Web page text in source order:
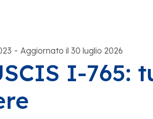
- Aggiornato il 30 luglio 2026
I-765: